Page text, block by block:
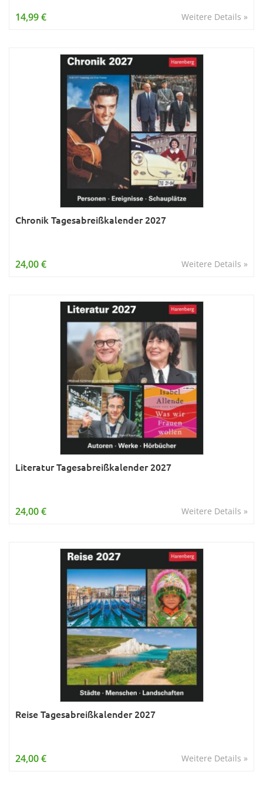
Young Adult
Weitere Details »
14,99 €
Chronik Tagesabreißkalender 2027
Weitere Details »
24,00 €
Literatur Tagesabreißkalender 2027
Weitere Details »
24,00 €
Reise Tagesabreißkalender 2027
Weitere Details »
24,00 €